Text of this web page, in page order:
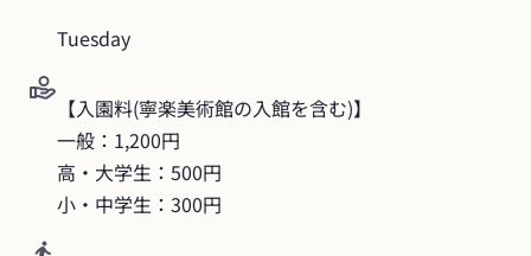
Tuesday
【入園料(寧楽美術館の入館を含む)】
一般：1,200円
高・大学生：500円
小・中学生：300円